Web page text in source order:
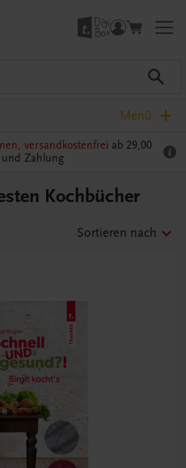
Menü
versandkostenfrei ab 29,00
und Zahlung
Kochbücher
Sortieren nach